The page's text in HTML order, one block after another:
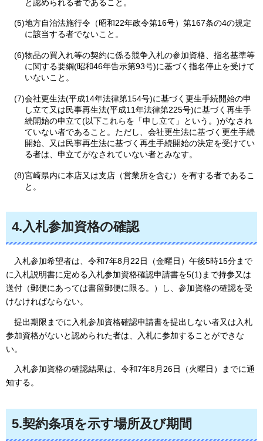
と認められる者であること。
(5)地方自治法施行令（昭和22年政令第16号）第167条の4の規定
に該当する者でないこと。
(6)物品の買入れ等の契約に係る競争入札の参加資格、指名基準等
に関する要綱(昭和46年告示第93号)に基づく指名停止を受けて
いないこと。
(7)会社更生法(平成14年法律第154号)に基づく更生手続開始の申
し立て又は民事再生法(平成11年法律第225号)に基づく再生手
続開始の申立て(以下これらを「申し立て」という。)がなされ
ていない者であること。ただし、会社更生法に基づく更生手続
開始、又は民事再生法に基づく再生手続開始の決定を受けてい
る者は、申立てがなされていない者とみなす。
(8)宮崎県内に本店又は支店（営業所を含む）を有する者であるこ
と。
4.入札参加資格の確認
入札参加希望者は、 令和7年8月22日（金曜日）午後5時15分まで
に入札説明書に定める入札参加資格確認申請書を5(1)まで持参又は
送付（郵便にあっては書留郵便に限る。）し、参加資格の確認を受
けなければならない。
提出期限までに入札参加資格確認申請書を提出しない者又は入札
参加資格がないと認められた者は、入札に参加することができな
い。
入札参加資格の確認結果は、令和7年8月26日（火曜日）までに通
知する。
5.契約条項を示す場所及び期間